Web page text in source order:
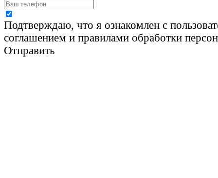
Подтверждаю, что я ознакомлен с
соглашением и правилами обработки
Отправить